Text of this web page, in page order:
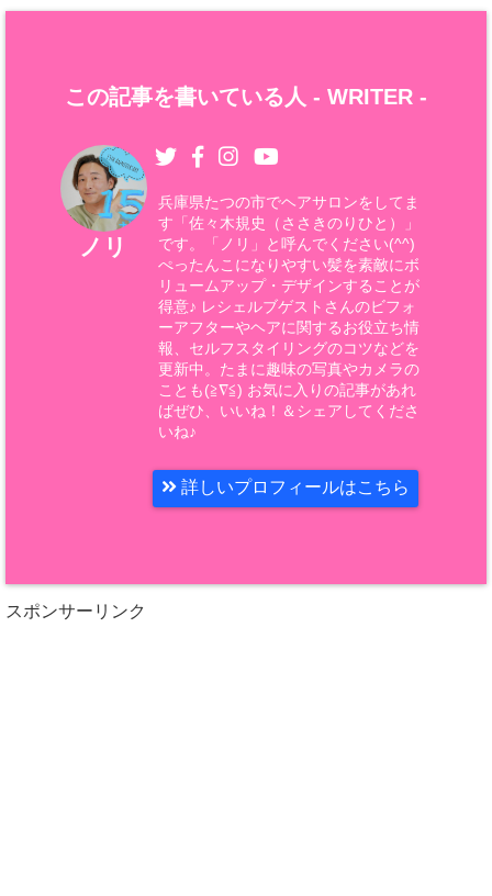
この記事を書いている人 - WRITER -
ノリ
兵庫県たつの市でヘアサロンをしてま
す「佐々木規史（ささきのりひと）」
です。「ノリ」と呼んでください(^^)
ぺったんこになりやすい髪を素敵にボ
リュームアップ・デザインすることが
得意♪ レシェルブゲストさんのビフォ
ーアフターやヘアに関するお役立ち情
報、セルフスタイリングのコツなどを
更新中。たまに趣味の写真やカメラの
ことも(≧∇≦) お気に入りの記事があれ
ばぜひ、いいね！＆シェアしてくださ
いね♪
詳しいプロフィールはこちら
スポンサーリンク